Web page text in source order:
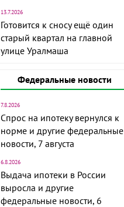
13.7.2026
Готовится к сносу ещё один
старый квартал на главной
улице Уралмаша
Федеральные новости
7.8.2026
Спрос на ипотеку вернулся к
норме и другие федеральные
новости, 7 августа
6.8.2026
Выдача ипотеки в России
выросла и другие
федеральные новости, 6